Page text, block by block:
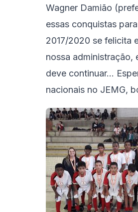
Wagner Damião
essas conquistas
2017/2020 se felicita
nossa administração,
deve continuar…
nacionais no JEMG,